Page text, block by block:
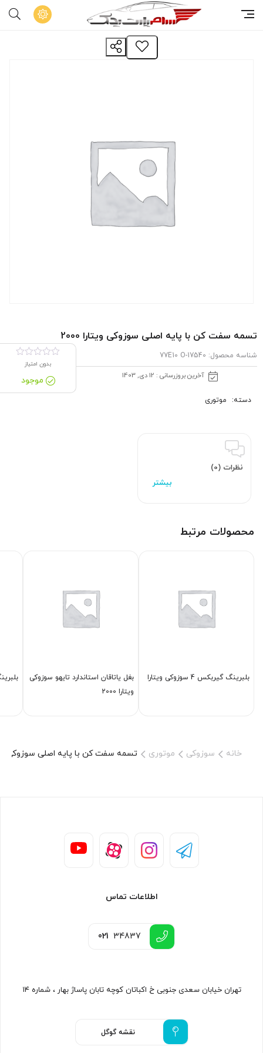
تسمه سفت كن با پایه اصلی سوزوکی ویتارا 2000
شناسه محصول: 17540-77E10 O
آخرین بروزرسانی : 12 دی, 1403
بدون امتیاز
موجود
دسته: موتوری
نظرات (0)
محصولات مرتبط
بلبرینگ گیربكس 4 سوزوکی ویتارا
بغل یاتاقان استاندارد تایهو سوزوکی
ویتارا 2000
خانه سوزوکی موتوری تسمه سفت كن با پایه اصلی سوزوکی
اطلاعات تماس
021 34837
تهران خیابان سعدی جنوبی خ اکباتان کوچه تابان پاساژ بهار ، شماره ۱۴
نقشه گوگل